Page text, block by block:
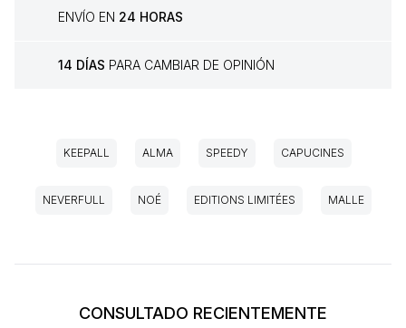
ENVÍO EN 24 HORAS
14 DÍAS PARA CAMBIAR DE OPINIÓN
KEEPALL ALMA SPEEDY CAPUCINES
NEVERFULL NOÉ EDITIONS LIMITÉES MALLE
CONSULTADO RECIENTEMENTE